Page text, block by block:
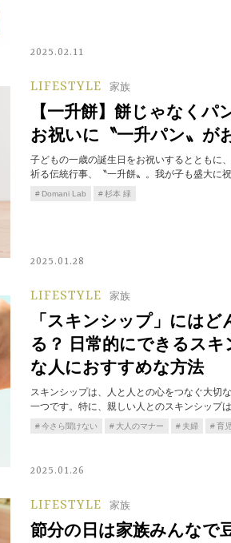
2025.02.11
LIFESTYLE 家族
【一升餅】餅じゃなくパ
お祝いに〝一升パン〟が
子どもの一歳の誕生日をお祝いするとともに
祈る伝統行事、〝一升餅〟。我が子も盛大に
Domani Lab 杉本 緑
2025.01.28
LIFESTYLE 家族
「スキンシップ」にはど
る？ 日常的にできるス
な人におすすめな方法
スキンシップは、人と人との心をつなぐ大切
一つです。特に、親しい人とのスキンシップ
今さら聞けない 大人のマナー 夫婦 育児
2025.01.26
LIFESTYLE 家族
節分の日は家族みんなで